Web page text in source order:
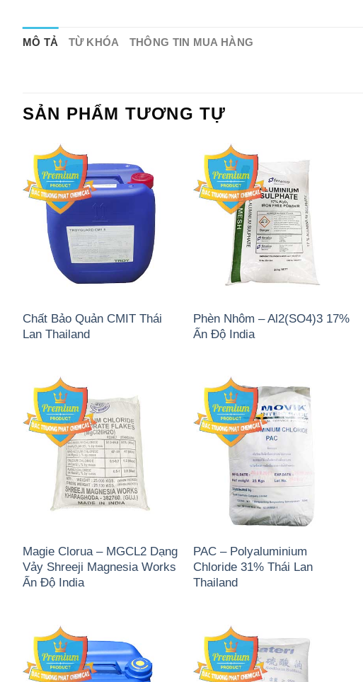
MÔ TẢ TỪ KHÓA THÔNG TIN MUA HÀNG
SẢN PHẨM TƯƠNG TỰ
Chất Bảo Quản CMIT Thái
Lan Thailand
Phèn Nhôm – Al2(SO4)3 17%
Ấn Độ India
Magie Clorua – MGCL2 Dạng
Vảy Shreeji Magnesia Works
Ấn Độ India
PAC – Polyaluminium
Chloride 31% Thái Lan
Thailand